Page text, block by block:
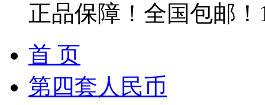
正品保障！全国包邮
首 页
第四套人民币